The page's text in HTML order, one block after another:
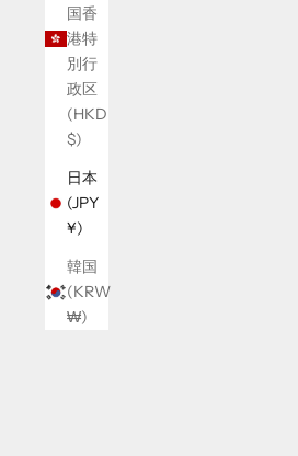
国香
港特
別行
政区
(HKD
$)
日本
(JPY
¥)
韓国
(KRW
₩)